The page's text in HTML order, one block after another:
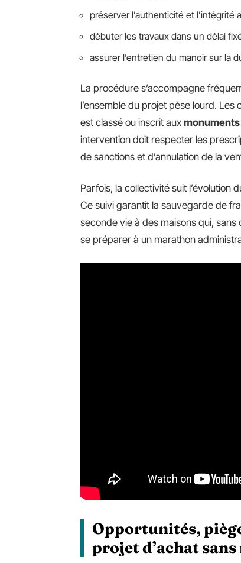
préserver l’authenticité et l’intégrité
débuter les travaux dans un délai
assurer l’entretien du manoir sur la
La procédure s’accompagne
l’ensemble du projet pèse lourd.
est classé ou inscrit aux
intervention doit respecter les
de sanctions et d’annulation de la
Parfois, la collectivité suit l’évolution
Ce suivi garantit la sauvegarde de
seconde vie à des maisons qui,
se préparer à un marathon
Opportunités,
projet d’achat